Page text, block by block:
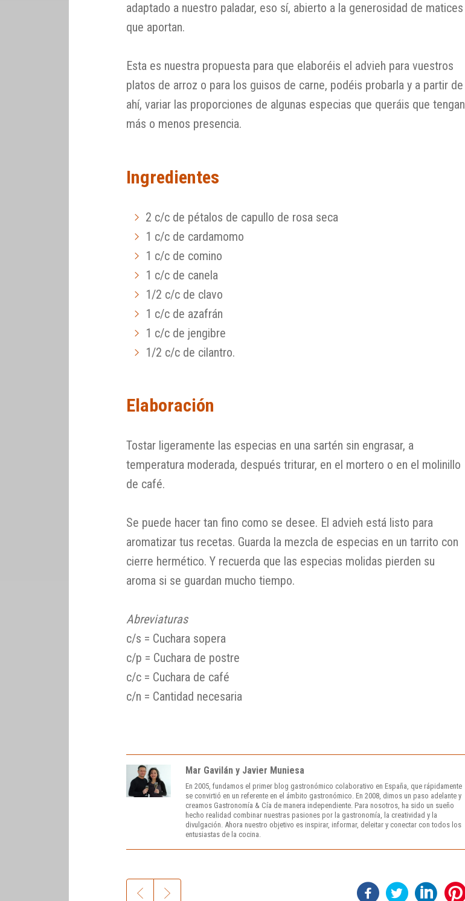
adaptado a nuestro paladar, eso sí, abierto a la generosidad de matices
que aportan.
Esta es nuestra propuesta para que elaboréis el advieh para vuestros
platos de arroz o para los guisos de carne, podéis probarla y a partir de
ahí, variar las proporciones de algunas especias que queráis que tengan
más o menos presencia.
Ingredientes
2 c/c de pétalos de capullo de rosa seca
1 c/c de cardamomo
1 c/c de comino
1 c/c de canela
1/2 c/c de clavo
1 c/c de azafrán
1 c/c de jengibre
1/2 c/c de cilantro.
Elaboración
Tostar ligeramente las especias en una sartén sin engrasar, a
temperatura moderada, después triturar, en el mortero o en el molinillo
de café.
Se puede hacer tan fino como se desee. El advieh está listo para
aromatizar tus recetas. Guarda la mezcla de especias en un tarrito con
cierre hermético. Y recuerda que las especias molidas pierden su
aroma si se guardan mucho tiempo.
Abreviaturas
c/s = Cuchara sopera
c/p = Cuchara de postre
c/c = Cuchara de café
c/n = Cantidad necesaria
Mar Gavilán y Javier Muniesa
En 2005, fundamos el primer blog gastronómico colaborativo en España, que rápidamente
se convirtió en un referente en el ámbito gastronómico. En 2008, dimos un paso adelante y
creamos Gastronomía & Cía de manera independiente. Para nosotros, ha sido un sueño
hecho realidad combinar nuestras pasiones por la gastronomía, la creatividad y la
divulgación. Ahora nuestro objetivo es inspirar, informar, deleitar y conectar con todos los
entusiastas de la cocina.